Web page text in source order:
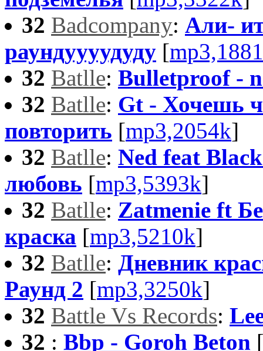
32 Badcompany: Али-
раундуууудуду [
32 Batlle: Bulletproof -
32 Batlle: Gt - Хочешь
повторить [mp3,2054k]
32 Batlle: Ned feat
любовь [mp3,5393k]
32 Batlle: Zatmenie ft
краска [mp3,5210k]
32 Batlle: Дневник
Раунд 2 [mp3,3250k]
32 Battle Vs Records:
32 : Bbp - Goroh Beton